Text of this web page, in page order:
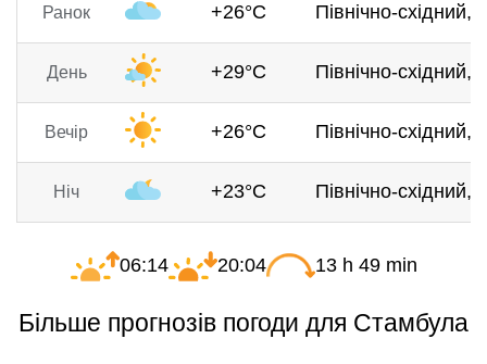
Ранок +26°C Північно-східний,
День +29°C Північно-східний,
Вечір +26°C Північно-східний,
Ніч +23°C Північно-східний,
06:14 20:04 13 h 49 min
Більше прогнозів погоди для Стамбула